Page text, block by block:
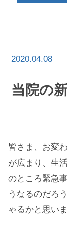
2020.04.08
当院の
皆さま、お変
が広まり、生
のところ緊急
うなるのだろ
ゃるかと思いま